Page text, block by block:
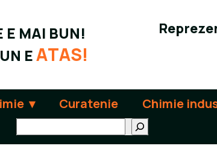
E MAI BUN!
EATAS!
Curatenie Chimie